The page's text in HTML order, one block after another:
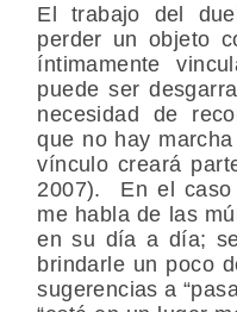
El trabajo del
perder un objeto
íntimamente
puede ser
necesidad de
que no hay
vínculo creará
2007). En el caso
me habla de las
en su día a día;
brindarle un poco
sugerencias a